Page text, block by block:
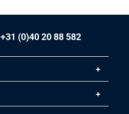
+31 (0)40 20 88 582